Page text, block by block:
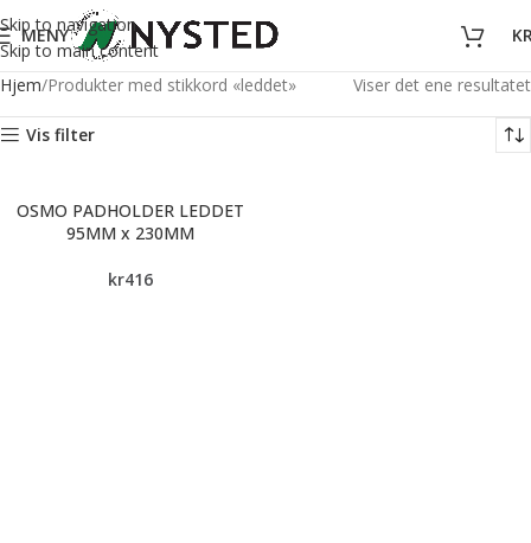
Skip to navigation
Skip to main content
MENY
Hjem Produkter med stikkord «leddet» Viser det ene resultatet
Vis filter
OSMO PADHOLDER LEDDET
95MM x 230MM
kr416